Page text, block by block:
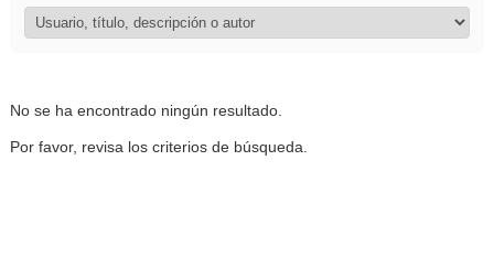
No se ha encontrado ningún resultado.
Por favor, revisa los criterios de búsqueda.